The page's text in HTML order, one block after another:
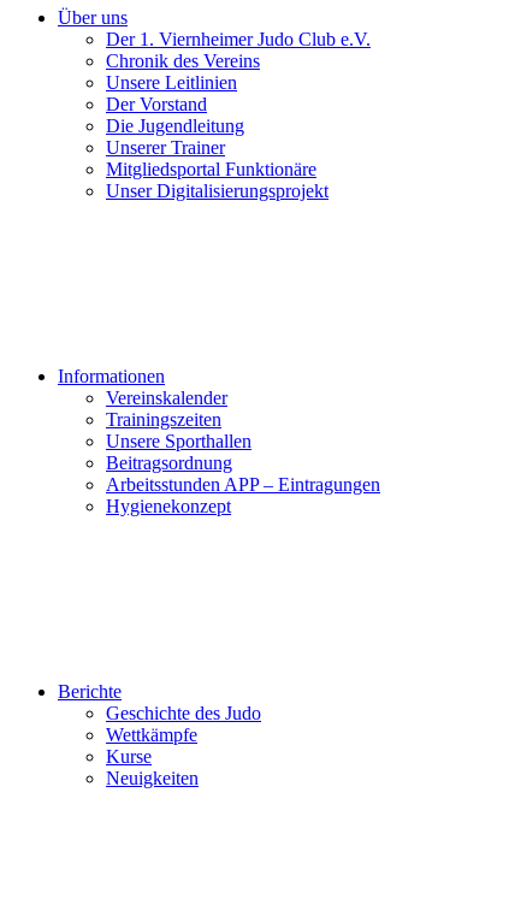
Über uns
Der 1. Viernheimer Judo Club e.V.
Chronik des Vereins
Unsere Leitlinien
Der Vorstand
Die Jugendleitung
Unserer Trainer
Mitgliedsportal Funktionäre
Unser Digitalisierungsprojekt
Informationen
Vereinskalender
Trainingszeiten
Unsere Sporthallen
Beitragsordnung
Arbeitsstunden APP – Eintragungen
Hygienekonzept
Berichte
Geschichte des Judo
Wettkämpfe
Kurse
Neuigkeiten